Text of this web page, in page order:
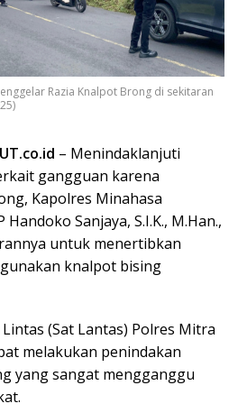
Razia Knalpot Brong di sekitaran
– Menindaklanjuti
gangguan karena
Kapolres Minahasa
Sanjaya, S.I.K., M.Han.,
untuk menertibkan
knalpot bising
(Sat Lantas) Polres Mitra
melakukan penindakan
yang sangat mengganggu